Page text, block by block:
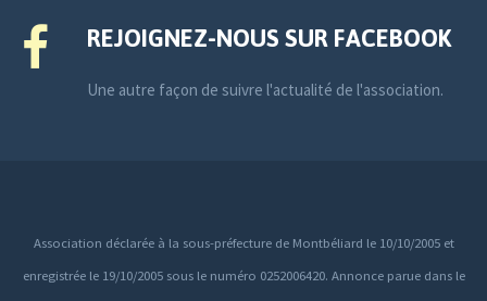
REJOIGNEZ-NOUS SUR FACEBOOK
Une autre façon de suivre l'actualité de l'association.
Association déclarée à la sous-préfecture de Montbéliard le 10/10/2005 et
enregistrée le 19/10/2005 sous le numéro 0252006420. Annonce parue dans le